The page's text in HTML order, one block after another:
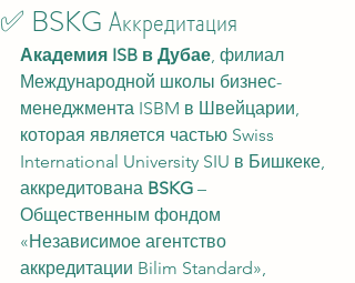
✅ BSKG Аккредитация
Академия ISB в Дубае, филиал
Международной школы бизнес-
менеджмента ISBM в Швейцарии,
которая является частью Swiss
International University SIU в Бишкеке,
аккредитована BSKG –
Общественным фондом
«Независимое агентство
аккредитации Bilim Standard»,